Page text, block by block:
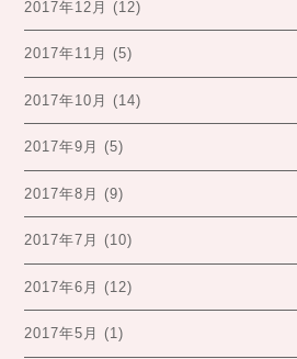
2017年12月 (12)
2017年11月 (5)
2017年10月 (14)
2017年9月 (5)
2017年8月 (9)
2017年7月 (10)
2017年6月 (12)
2017年5月 (1)